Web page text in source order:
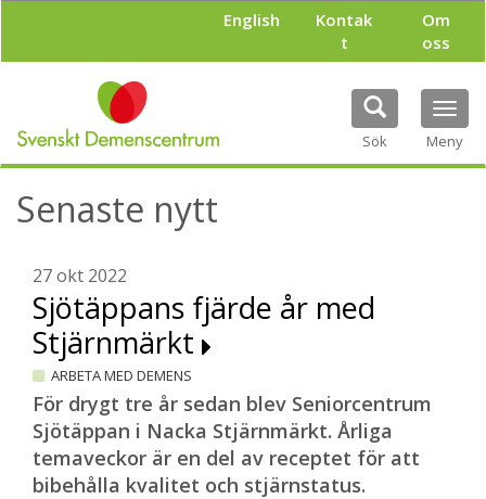
l
English
Kontak
t
Om
oss
Sök Meny
Senaste nytt
27 okt 2022
Sjötäppans fjärde år med
Stjärnmärkt
ARBETA MED DEMENS
För drygt tre år sedan blev Seniorcentrum
Sjötäppan i Nacka Stjärnmärkt. Årliga
temaveckor är en del av receptet för att
bibehålla kvalitet och stjärnstatus.